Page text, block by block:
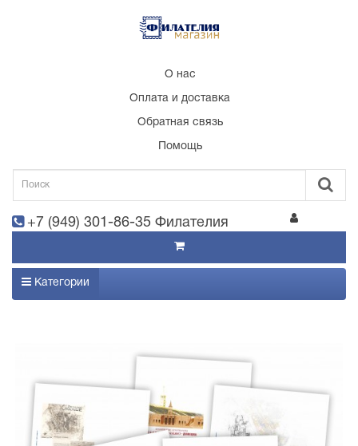
О нас
Оплата и доставка
Обратная связь
Помощь
+7 (949) 301-86-35 Филателия
Категории